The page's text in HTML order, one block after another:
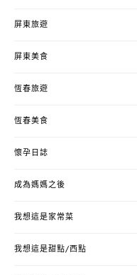
屏東旅遊
屏東美食
恆春旅遊
恆春美食
懷孕日誌
成為媽媽之後
我想這是家常菜
我想這是甜點/西點